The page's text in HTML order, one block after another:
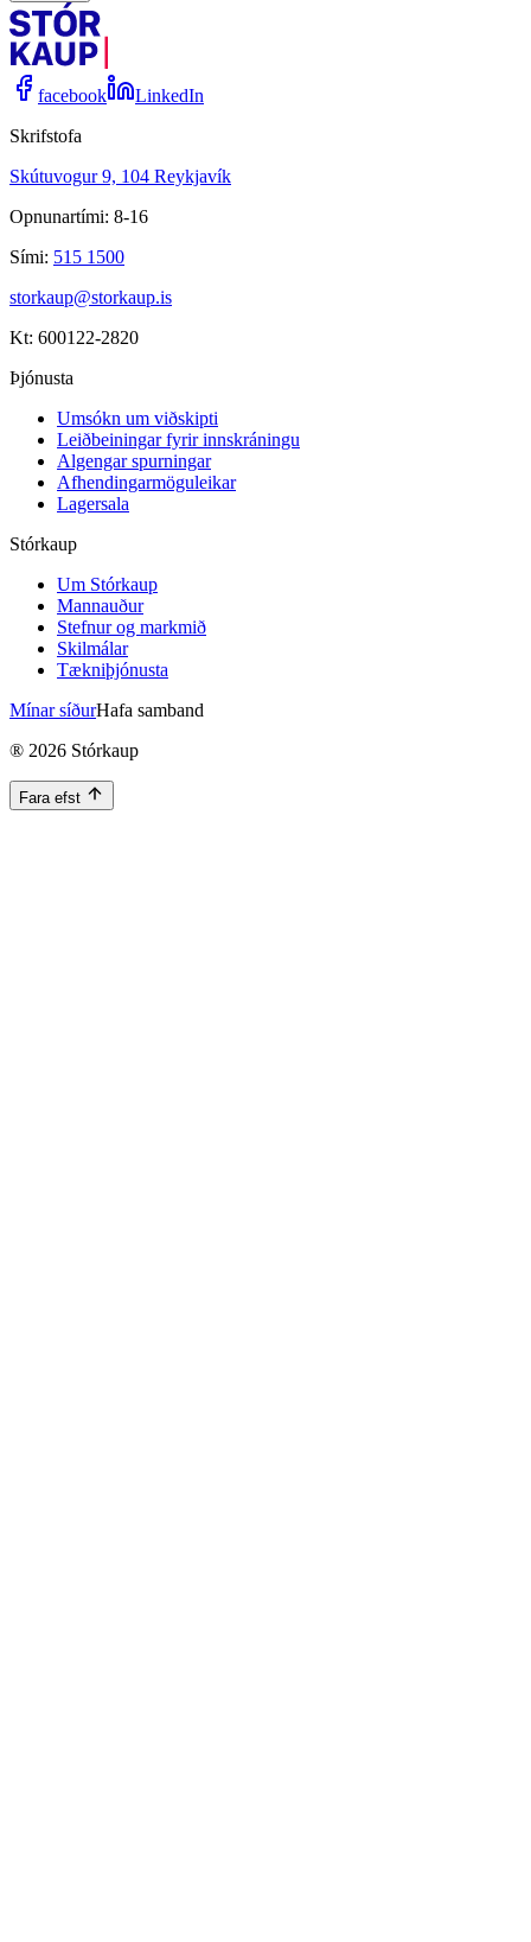
facebook
LinkedIn
Skrifstofa
Skútuvogur 9, 104 Reykjavík
Opnunartími: 8-16
Sími: 515 1500
storkaup@storkaup.is
Kt: 600122-2820
Þjónusta
Umsókn um viðskipti
Leiðbeiningar fyrir innskráningu
Algengar spurningar
Afhendingarmöguleikar
Lagersala
Stórkaup
Um Stórkaup
Mannauður
Stefnur og markmið
Skilmálar
Tækniþjónusta
Mínar síðurHafa samband
® 2026 Stórkaup
Fara efst